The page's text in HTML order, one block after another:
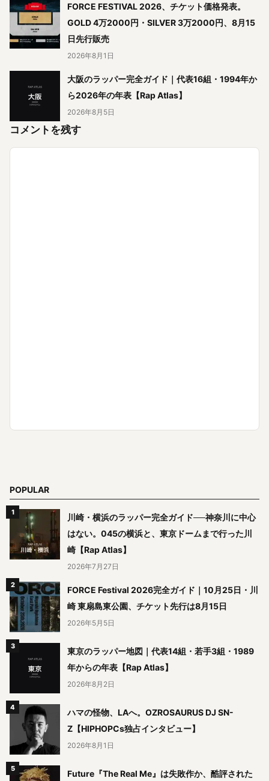
FORCE FESTIVAL 2026、チケット価格発表。
GOLD 4万2000円・SILVER 3万2000円、8月15
日先行販売
2026年8月1日
大阪のラッパー完全ガイド｜代表16組・1994年か
ら2026年の年表【Rap Atlas】
2026年8月5日
コメントを残す
POPULAR
川崎・横浜のラッパー完全ガイド──神奈川に中心
はない。045の横浜と、東京ドームまで行った川
崎【Rap Atlas】
2026年7月27日
FORCE Festival 2026完全ガイド｜10月25日・川
崎 東扇島東公園、チケット先行は8月15日
2026年5月5日
東京のラッパー地図｜代表14組・若手3組・1989
年からの年表【Rap Atlas】
2026年8月2日
ハマの怪物、LAへ。OZROSAURUS DJ SN-
Z【HIPHOPCs独占インタビュー】
2026年8月1日
Future『The Real Me』は失敗作か、酷評された